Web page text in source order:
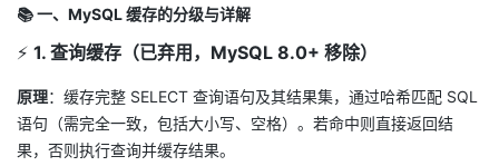
我
博
的
我
📚一、MySQL 缓存的分级与详解
⚡ 1. 查询缓存（已弃用，MySQL 8.0+ 移除）
原理：缓存完整 SELECT 查询语句及其结果集，通过哈希匹配 SQL
语句（需完全一致，包括大小写、空格）。若命中则直接返回结
果，否则执行查询并缓存结果。